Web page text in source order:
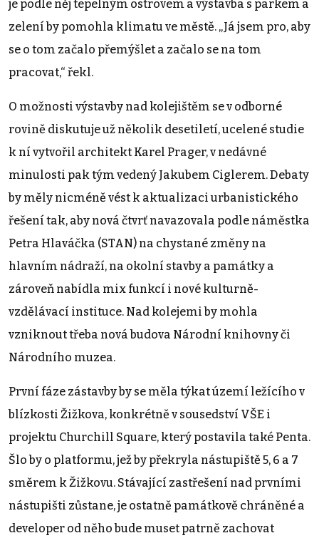
je podle něj tepelným ostrovem a výstavba s parkem a
zelení by pomohla klimatu ve městě. „Já jsem pro, aby
se o tom začalo přemýšlet a začalo se na tom
pracovat,“ řekl.
O možnosti výstavby nad kolejištěm se v odborné
rovině diskutuje už několik desetiletí, ucelené studie
k ní vytvořil architekt Karel Prager, v nedávné
minulosti pak tým vedený Jakubem Ciglerem. Debaty
by měly nicméně vést k aktualizaci urbanistického
řešení tak, aby nová čtvrť navazovala podle náměstka
Petra Hlaváčka (STAN) na chystané změny na
hlavním nádraží, na okolní stavby a památky a
zároveň nabídla mix funkcí i nové kulturně-
vzdělávací instituce. Nad kolejemi by mohla
vzniknout třeba nová budova Národní knihovny či
Národního muzea.
První fáze zástavby by se měla týkat území ležícího v
blízkosti Žižkova, konkrétně v sousedství VŠE i
projektu Churchill Square, který postavila také Penta.
Šlo by o platformu, jež by překryla nástupiště 5, 6 a 7
směrem k Žižkovu. Stávající zastřešení nad prvními
nástupišti zůstane, je ostatně památkově chráněné a
developer od něho bude muset patrně zachovat